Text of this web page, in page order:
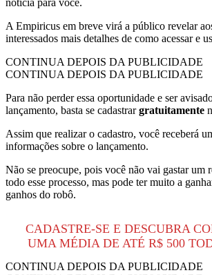
notícia para você.
A Empiricus em breve virá a público revelar
interessados mais detalhes de como acessar e
CONTINUA DEPOIS DA PUBLICIDADE
CONTINUA DEPOIS DA PUBLICIDADE
Para não perder essa oportunidade e ser
lançamento, basta se cadastrargratuitamente
Assim que realizar o cadastro, você receberá
informações sobre o lançamento.
Não se preocupe, pois você não vai gastar um
todo esse processo, mas pode ter muito a
ganhos do robô.
CADASTRE-SE E DESCUBRA
UMA MÉDIA DE ATÉ R$ 500
CONTINUA DEPOIS DA PUBLICIDADE